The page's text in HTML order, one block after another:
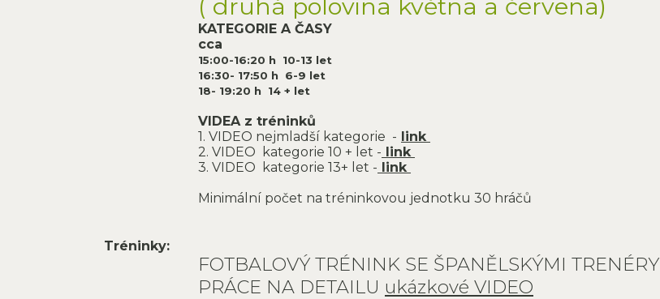
( druhá polovina května a červena)
KATEGORIE A ČASY
cca
15:00-16:20 h 10-13 let
16:30- 17:50 h 6-9 let
18- 19:20 h 14 + let
VIDEA z tréninků
1. VIDEO nejmladší kategorie - link
2. VIDEO kategorie 10 + let - link
3. VIDEO kategorie 13+ let - link
Minimální počet na tréninkovou jednotku 30 hráčů
Tréninky:
FOTBALOVÝ TRÉNINK SE ŠPANĚLSKÝMI TRENÉRY
PRÁCE NA DETAILU ukázkové VIDEO